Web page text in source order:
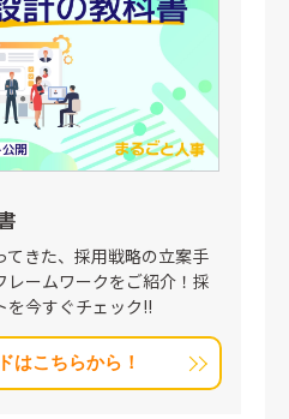
てきた、採用戦略の立案手
ームワークをご紹介！採
を今すぐチェック!!
はこちらから！